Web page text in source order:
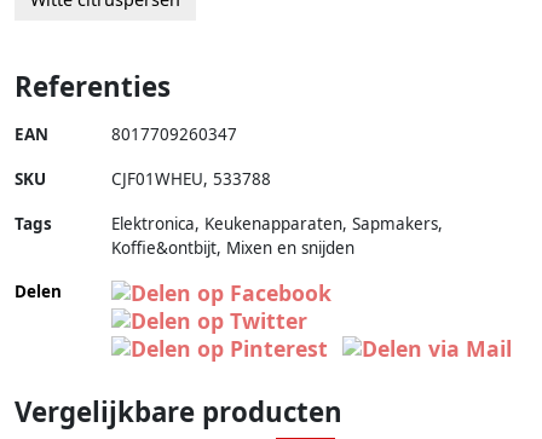
Referenties
EAN 8017709260347
SKU CJF01WHEU, 533788
Tags
Elektronica, Keukenapparaten, Sapmakers,
Koffie&ontbijt, Mixen en snijden
Delen
Vergelijkbare producten